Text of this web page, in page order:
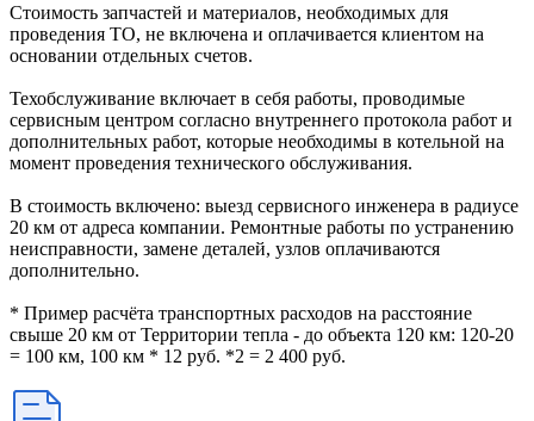
Стоимость запчастей и материалов, необходимых для
проведения ТО, не включена и оплачивается клиентом на
основании отдельных счетов.
Техобслуживание включает в себя работы, проводимые
сервисным центром согласно внутреннего протокола работ и
дополнительных работ, которые необходимы в котельной на
момент проведения технического обслуживания.
В стоимость включено: выезд сервисного инженера в радиусе
20 км от адреса компании. Ремонтные работы по устранению
неисправности, замене деталей, узлов оплачиваются
дополнительно.
* Пример расчёта транспортных расходов на расстояние
свыше 20 км от Территории тепла - до объекта 120 км: 120-20
= 100 км, 100 км * 12 руб. *2 = 2 400 руб.